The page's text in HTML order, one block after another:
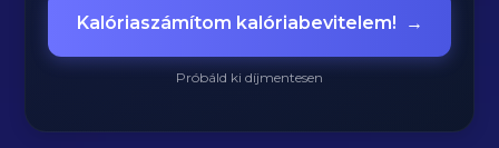
Kalóriaszámítom kalóriabevitelem! →
Próbáld ki díjmentesen